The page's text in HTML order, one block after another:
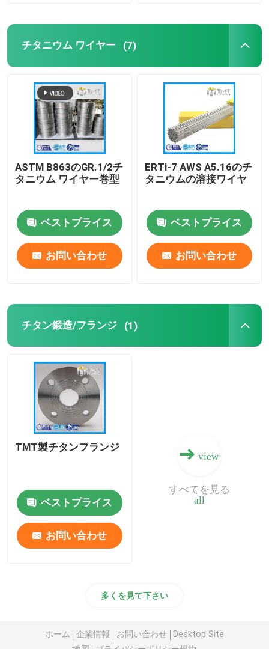
見積依頼
チタニウム棒
チタン板・板
チタンコイル/フォイル
チタニウム ワイヤー
チタン鍛造/フランジ
チタニウムの管/管
チタン装備
チタンインゴット
チタニウムの粉
チタニウム ワイヤー (7)
ASTM B863のGR.1/2チ
タニウム ワイヤー巻型
ベストプライス
お問い合わせ
ERTi-7 AWS A5.16のチ
タニウムの溶接ワイヤ
ベストプライス
お問い合わせ
チタン鍛造/フランジ (1)
TMT製チタンフランジ
ベストプライス
お問い合わせ
view
all
すべてを見る
多くを見て下さい
ホーム 企業情報 お問い合わせ
Desktop Site